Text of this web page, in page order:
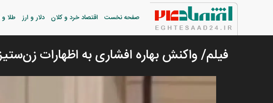
صفحه نخست اقتصاد خرد و کلان دلار و ارز طلا
فیلم/ واکنش بهاره افشاری به اظهارات